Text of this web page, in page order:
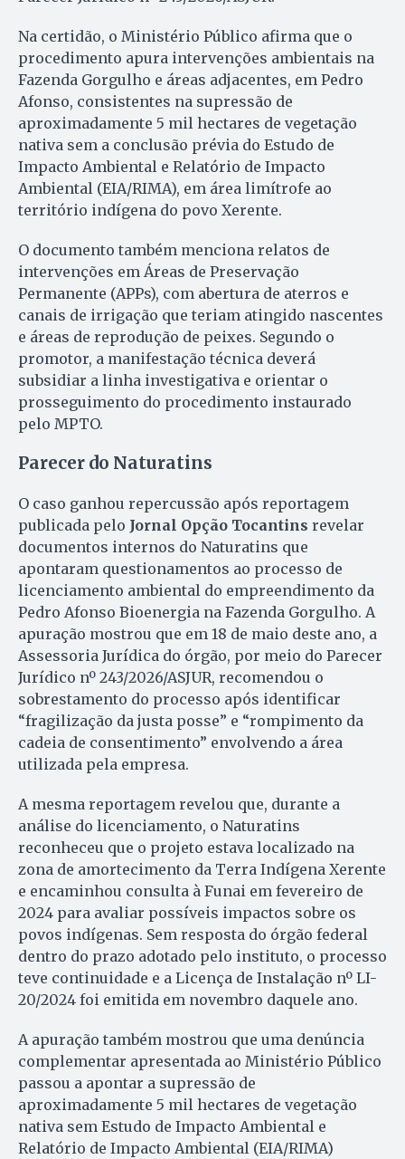
Na certidão, o Ministério Público afirma que o
procedimento apura intervenções ambientais na
Fazenda Gorgulho e áreas adjacentes, em Pedro
Afonso, consistentes na supressão de
aproximadamente 5 mil hectares de vegetação
nativa sem a conclusão prévia do Estudo de
Impacto Ambiental e Relatório de Impacto
Ambiental (EIA/RIMA), em área limítrofe ao
território indígena do povo Xerente.
O documento também menciona relatos de
intervenções em Áreas de Preservação
Permanente (APPs), com abertura de aterros e
canais de irrigação que teriam atingido nascentes
e áreas de reprodução de peixes. Segundo o
promotor, a manifestação técnica deverá
subsidiar a linha investigativa e orientar o
prosseguimento do procedimento instaurado
pelo MPTO.
Parecer do Naturatins
O caso ganhou repercussão após reportagem
publicada pelo Jornal Opção Tocantins revelar
documentos internos do Naturatins que
apontaram questionamentos ao processo de
licenciamento ambiental do empreendimento da
Pedro Afonso Bioenergia na Fazenda Gorgulho. A
apuração mostrou que em 18 de maio deste ano, a
Assessoria Jurídica do órgão, por meio do Parecer
Jurídico nº 243/2026/ASJUR, recomendou o
sobrestamento do processo após identificar
“fragilização da justa posse” e “rompimento da
cadeia de consentimento” envolvendo a área
utilizada pela empresa.
A mesma reportagem revelou que, durante a
análise do licenciamento, o Naturatins
reconheceu que o projeto estava localizado na
zona de amortecimento da Terra Indígena Xerente
e encaminhou consulta à Funai em fevereiro de
2024 para avaliar possíveis impactos sobre os
povos indígenas. Sem resposta do órgão federal
dentro do prazo adotado pelo instituto, o processo
teve continuidade e a Licença de Instalação nº LI-
20/2024 foi emitida em novembro daquele ano.
A apuração também mostrou que uma denúncia
complementar apresentada ao Ministério Público
passou a apontar a supressão de
aproximadamente 5 mil hectares de vegetação
nativa sem Estudo de Impacto Ambiental e
Relatório de Impacto Ambiental (EIA/RIMA)